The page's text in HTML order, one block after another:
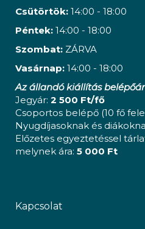
Csütörtök: 14:00 - 18:00
Péntek: 14:00 - 18:00
Szombat: ZÁRVA
Vasárnap: 14:00 - 18:00
Az állandó kiállítás
Jegyár: 2 500 Ft/fő
Csoportos belépő (10 fő
Nyugdíjasoknak és
Előzetes egyeztetéssel
melynek ára: 5 000 Ft
Kapcsolat